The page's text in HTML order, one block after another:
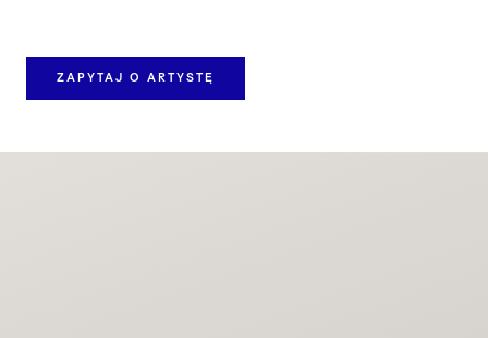
ZAPYTAJ O ARTYSTĘ